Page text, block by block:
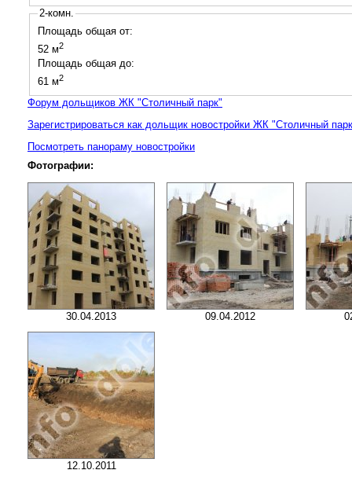
2-комн.
Площадь общая от:
52 м2
Площадь общая до:
61 м2
Форум дольщиков ЖК "Столичный парк"
Зарегистрироваться как дольщик новостройки ЖК "Столичный
Посмотреть панораму новостройки
Фотографии:
30.04.2013 09.04.2012
12.10.2011